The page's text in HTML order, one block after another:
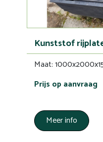
Kunststof
Maat:
Prijs op aanvraag
Meer info